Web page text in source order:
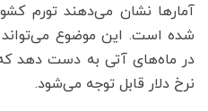
آمارها نشان می‌دهند تورم
شده است. این موضوع
در ماه‌های آتی به دست دهد
نرخ دلار قابل توجه می‌شود.